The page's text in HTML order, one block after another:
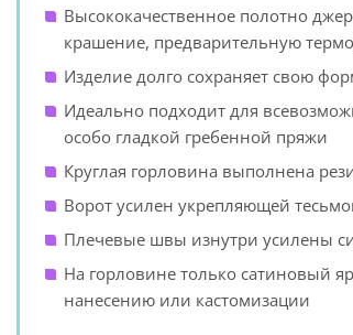
Высококачественное полотно
крашение, предварительную
Изделие долго сохраняет свою
Идеально подходит для
особо гладкой гребенной пряжи
Круглая горловина выполнена
Ворот усилен укрепляющей
Плечевые швы изнутри усилены
На горловине только сатиновый
нанесению или кастомизации